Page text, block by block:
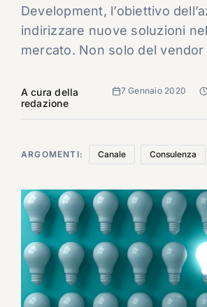
Development, l’obiettivo
indirizzare nuove soluzioni
mercato. Non solo del
A cura della
redazione
7 Gennaio 2020
ARGOMENTI: Canale Consulenza